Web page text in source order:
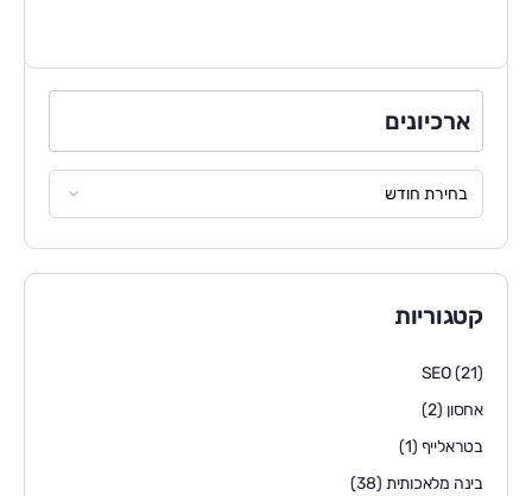
ארכיונים
קטגוריות
SEO(21)
אחסון (2)
בטראלייף (1)
בינה מלאכותית (38)